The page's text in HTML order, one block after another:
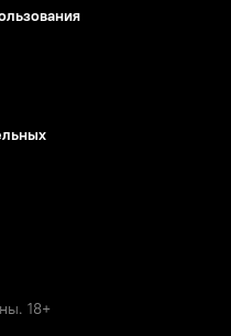
18+